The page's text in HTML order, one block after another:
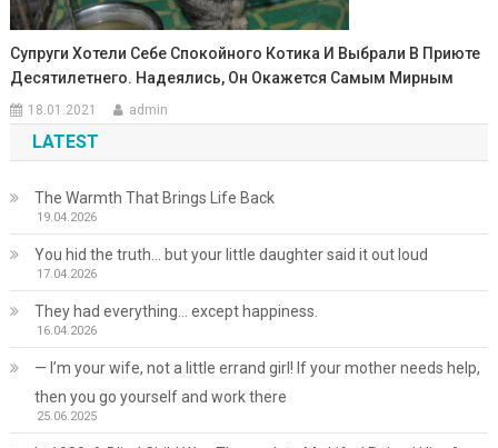
Супруги Хотели Себе Спокойного Котика И Выбрали В Приюте
Десятилетнего. Надеялись, Он Окажется Самым Мирным
18.01.2021 admin
LATEST
The Warmth That Brings Life Back
19.04.2026
You hid the truth… but your little daughter said it out loud
17.04.2026
They had everything… except happiness.
16.04.2026
— I’m your wife, not a little errand girl! If your mother needs help,
then you go yourself and work there
25.06.2025